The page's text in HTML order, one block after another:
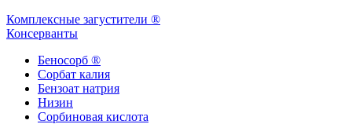
Комплексные загустители ®
Консерванты
Беносорб ®
Сорбат калия
Бензоат натрия
Низин
Сорбиновая кислота